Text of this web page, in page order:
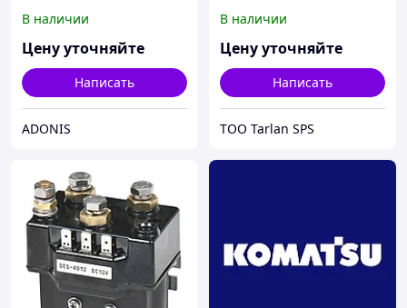
В наличии
Цену уточняйте
Написать
ADONIS
В наличии
Цену уточняйте
Написать
TOO Tarlan SPS